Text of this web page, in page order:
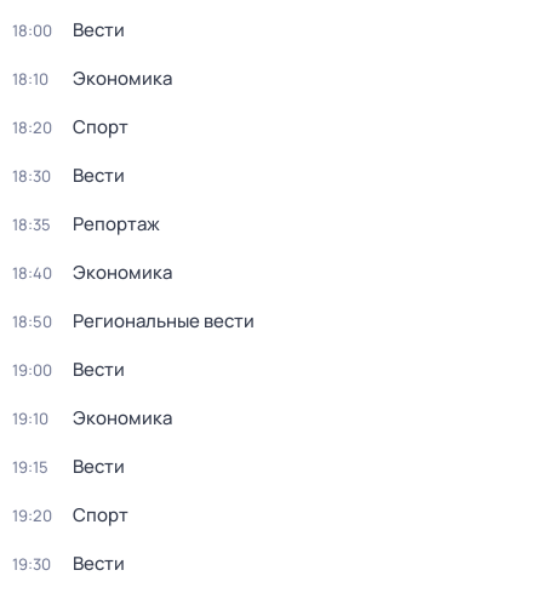
18:00 Вести
18:10 Экономика
18:20 Спорт
18:30 Вести
18:35 Репортаж
18:40 Экономика
18:50 Региональные вести
19:00 Вести
19:10 Экономика
19:15 Вести
19:20 Спорт
19:30 Вести